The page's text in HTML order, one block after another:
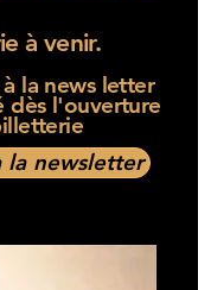
à venir.
la news letter
dès l'ouverture
la newsletter